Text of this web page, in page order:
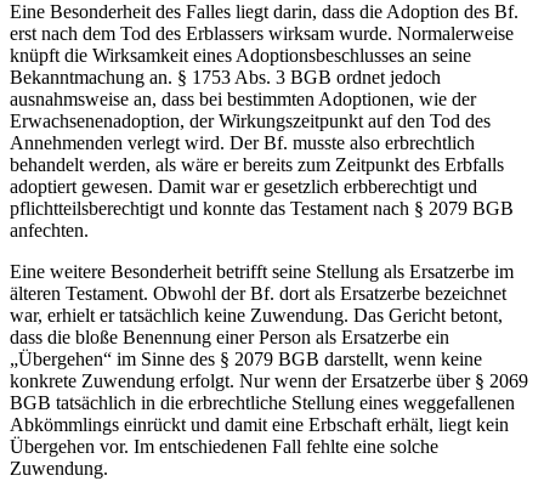
Eine Besonderheit des Falles liegt darin, dass die Adoption des Bf.
erst nach dem Tod des Erblassers wirksam wurde. Normalerweise
knüpft die Wirksamkeit eines Adoptionsbeschlusses an seine
Bekanntmachung an. § 1753 Abs. 3 BGB ordnet jedoch
ausnahmsweise an, dass bei bestimmten Adoptionen, wie der
Erwachsenenadoption, der Wirkungszeitpunkt auf den Tod des
Annehmenden verlegt wird. Der Bf. musste also erbrechtlich
behandelt werden, als wäre er bereits zum Zeitpunkt des Erbfalls
adoptiert gewesen. Damit war er gesetzlich erbberechtigt und
pflichtteilsberechtigt und konnte das Testament nach § 2079 BGB
anfechten.
Eine weitere Besonderheit betrifft seine Stellung als Ersatzerbe im
älteren Testament. Obwohl der Bf. dort als Ersatzerbe bezeichnet
war, erhielt er tatsächlich keine Zuwendung. Das Gericht betont,
dass die bloße Benennung einer Person als Ersatzerbe ein
„Übergehen“ im Sinne des § 2079 BGB darstellt, wenn keine
konkrete Zuwendung erfolgt. Nur wenn der Ersatzerbe über § 2069
BGB tatsächlich in die erbrechtliche Stellung eines weggefallenen
Abkömmlings einrückt und damit eine Erbschaft erhält, liegt kein
Übergehen vor. Im entschiedenen Fall fehlte eine solche
Zuwendung.